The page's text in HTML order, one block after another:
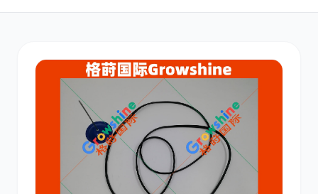
其他 小松
沃尔沃 康明斯